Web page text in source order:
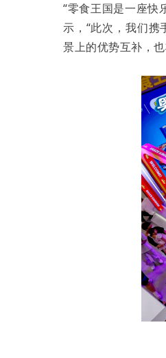
“零食王国是一座快
示，“此次，我们
景上的优势互补，